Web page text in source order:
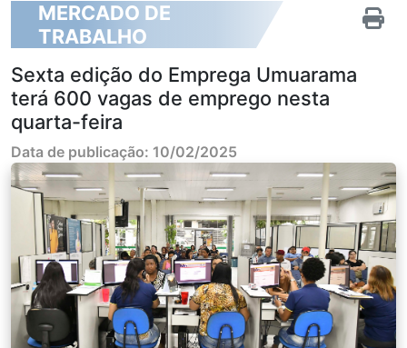
MERCADO DE
TRABALHO
Sexta edição do Emprega Umuarama
terá 600 vagas de emprego nesta
quarta-feira
Data de publicação: 10/02/2025